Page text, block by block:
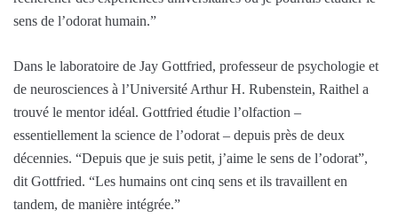
sens de l’odorat humain.”
Dans le laboratoire de Jay Gottfried, professeur de psychologie et
de neurosciences à l’Université Arthur H. Rubenstein, Raithel a
trouvé le mentor idéal. Gottfried étudie l’olfaction –
essentiellement la science de l’odorat – depuis près de deux
décennies. “Depuis que je suis petit, j’aime le sens de l’odorat”,
dit Gottfried. “Les humains ont cinq sens et ils travaillent en
tandem, de manière intégrée.”